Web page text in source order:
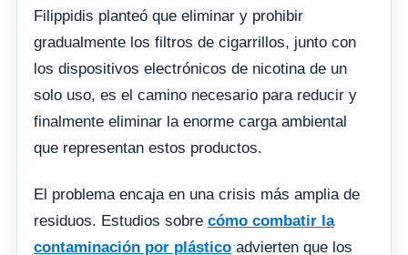
Filippidis planteó que eliminar y prohibir
gradualmente los filtros de cigarrillos, junto con
los dispositivos electrónicos de nicotina de un
solo uso, es el camino necesario para reducir y
finalmente eliminar la enorme carga ambiental
que representan estos productos.
El problema encaja en una crisis más amplia de
residuos. Estudios sobre cómo combatir la
contaminación por plástico advierten que los